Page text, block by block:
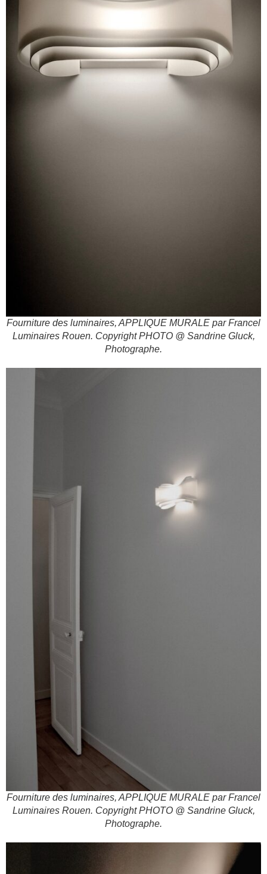
Fourniture des luminaires, APPLIQUE MURALE par Francel
Luminaires Rouen. Copyright PHOTO @ Sandrine Gluck,
Photographe.
Fourniture des luminaires, APPLIQUE MURALE par Francel
Luminaires Rouen. Copyright PHOTO @ Sandrine Gluck,
Photographe.